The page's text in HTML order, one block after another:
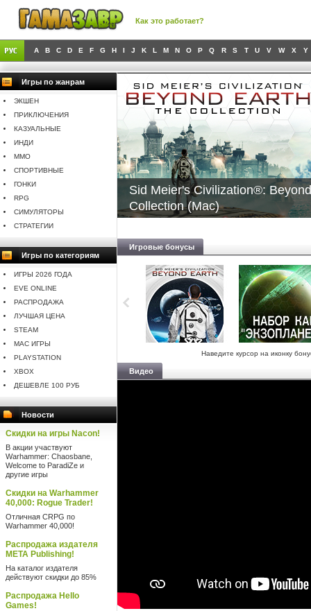
Как это работает?
A B C D E F G H I J K L M N O P Q R S T U V W X Y
Игры по жанрам
ЭКШЕН
ПРИКЛЮЧЕНИЯ
КАЗУАЛЬНЫЕ
ИНДИ
MMO
СПОРТИВНЫЕ
ГОНКИ
RPG
СИМУЛЯТОРЫ
СТРАТЕГИИ
Игры по категориям
ИГРЫ 2026 ГОДА
EVE ONLINE
РАСПРОДАЖА
ЛУЧШАЯ ЦЕНА
STEAM
MAC ИГРЫ
PLAYSTATION
XBOX
ДЕШЕВЛЕ 100 РУБ
Новости
Скидки на игры Nacon!
В акции участвуют
Warhammer: Chaosbane,
Welcome to ParadiZe и
другие игры
Скидки на Warhammer
40,000: Rogue Trader!
Отличная CRPG по
Warhammer 40,000!
Распродажа издателя
META Publishing!
На каталог издателя
действуют скидки до 85%
Распродажа Hello
Games!
Sid Meier's Civilization®:
Collection (Mac)
Игровые бонусы
Наведите курсор на иконку
Видео